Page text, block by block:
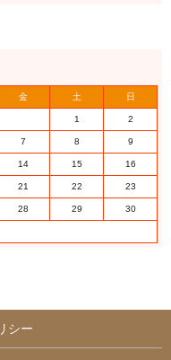
金 土 日
1 2
7 8 9
14 15 16
21 22 23
28 29 30
シー